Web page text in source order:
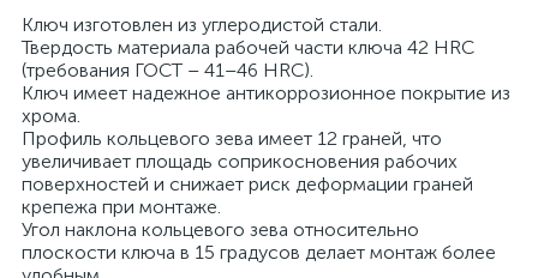
Ключ изготовлен из углеродистой стали.
Твердость материала рабочей части ключа 42 HRC
(требования ГОСТ – 41–46 HRC).
Ключ имеет надежное антикоррозионное покрытие из
хрома.
Профиль кольцевого зева имеет 12 граней, что
увеличивает площадь соприкосновения рабочих
поверхностей и снижает риск деформации граней
крепежа при монтаже.
Угол наклона кольцевого зева относительно
плоскости ключа в 15 градусов делает монтаж более